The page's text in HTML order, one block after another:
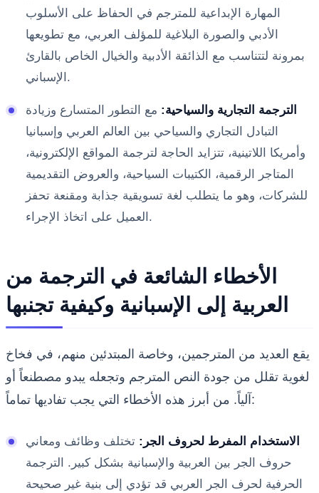
المهارة الإبداعية للمترجم في الحفاظ على الأسلوب
الأدبي والصورة البلاغية للمؤلف العربي، مع تطويعها
بمرونة لتتناسب مع الذائقة الأدبية والخيال الخاص بالقارئ
الإسباني.
الترجمة التجارية والسياحية: مع التطور المتسارع وزيادة
التبادل التجاري والسياحي بين العالم العربي وإسبانيا
وأمريكا اللاتينية، تتزايد الحاجة لترجمة المواقع الإلكترونية،
المتاجر الرقمية، الكتيبات السياحية، والعروض التقديمية
للشركات، وهو ما يتطلب لغة تسويقية جذابة ومقنعة تحفز
العميل على اتخاذ الإجراء.
الأخطاء الشائعة في الترجمة من
العربية إلى الإسبانية وكيفية تجنبها
يقع العديد من المترجمين، وخاصة المبتدئين منهم، في فخاخ
لغوية تقلل من جودة النص المترجم وتجعله يبدو مصطنعاً أو
آلياً. من أبرز هذه الأخطاء التي يجب تفاديها تماماً:
الاستخدام المفرط لحروف الجر: تختلف وظائف ومعاني
حروف الجر بين العربية والإسبانية بشكل كبير. الترجمة
الحرفية لحرف الجر العربي قد تؤدي إلى بنية غير صحيحة